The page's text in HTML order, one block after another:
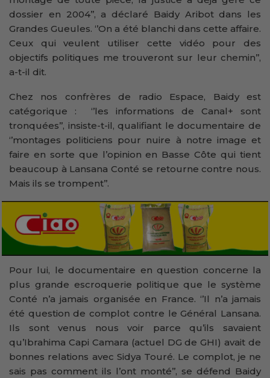
dossier en 2004’’, a déclaré Baidy Aribot dans les
Grandes Gueules. ‘’On a été blanchi dans cette affaire.
Ceux qui veulent utiliser cette vidéo pour des
objectifs politiques me trouveront sur leur chemin’’,
a-t-il dit.
Chez nos confrères de radio Espace, Baidy est
catégorique : ‘’les informations de Canal+ sont
tronquées’’, insiste-t-il, qualifiant le documentaire de
‘’montages politiciens pour nuire à notre image et
faire en sorte que l’opinion en Basse Côte qui tient
beaucoup à Lansana Conté se retourne contre nous.
Mais ils se trompent’’.
Pour lui, le documentaire en question concerne la
plus grande escroquerie politique que le système
Conté n’a jamais organisée en France. ‘’Il n’a jamais
été question de complot contre le Général Lansana.
Ils sont venus nous voir parce qu’ils savaient
qu’Ibrahima Capi Camara (actuel DG de GHI) avait de
bonnes relations avec Sidya Touré. Le complot, je ne
sais pas comment ils l’ont monté’’, se défend Baidy